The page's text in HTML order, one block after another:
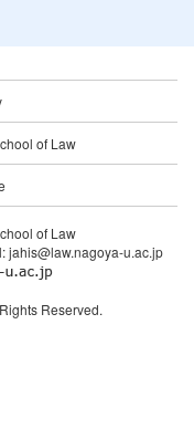
of Law
of Law
jahis@law.nagoya-u.ac.jp
Reserved.